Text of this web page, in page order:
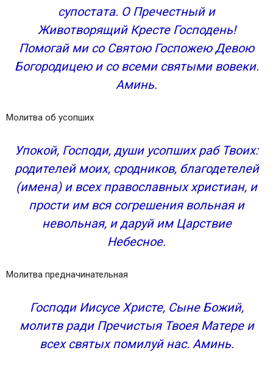
супостата. О Пречестный и
Животворящий Кресте Господень!
Помогай ми со Святою Госпожею Девою
Богородицею и со всеми святыми вовеки.
Аминь.
Молитва об усопших
Упокой, Господи, души усопших раб Твоих:
родителей моих, сродников, благодетелей
(имена) и всех православных христиан, и
прости им вся согрешения вольная и
невольная, и даруй им Царствие
Небесное.
Молитва предначинательная
Господи Иисусе Христе, Сыне Божий,
молитв ради Пречистыя Твоея Матере и
всех святых помилуй нас. Аминь.